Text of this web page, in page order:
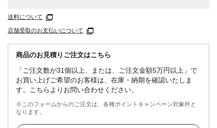
送料について
店舗受取のお支払いについて
商品のお見積りご注文はこちら
「ご注文数が31個以上、または、ご注文金額5万円以上」で
お買い上げご希望のお客様は、在庫・納期を確認いたしま
す。こちらよりお問い合わせください。
※このフォームからのご注文は、各種ポイントキャンペーン対象外と
なります。